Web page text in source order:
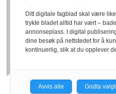
Ditt digitale fagblad skal være
trykte bladet alltid har vært –
annonseplass. I digital
dine besøk på nettstedet for å
kontinuerlig, slik at du opplever
Avvis alle Godta